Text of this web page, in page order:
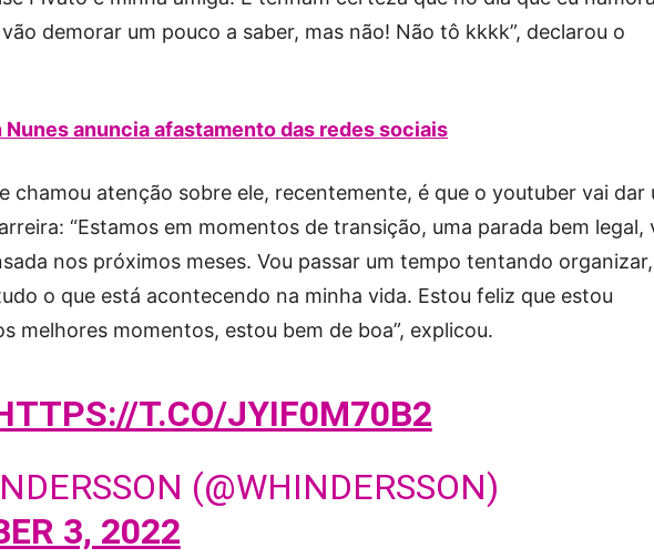
demorar um pouco a saber, mas não! Não tô kkkk”, declarou o
anuncia afastamento das redes sociais
chamou atenção sobre ele, recentemente, é que o youtuber vai dar
“Estamos em momentos de transição, uma parada bem legal,
nos próximos meses. Vou passar um tempo tentando
o que está acontecendo na minha vida. Estou feliz que estou
melhores momentos, estou bem de boa”, explicou.
T.CO/JYIF0M70B2
(@WHINDERSSON)
3, 2022